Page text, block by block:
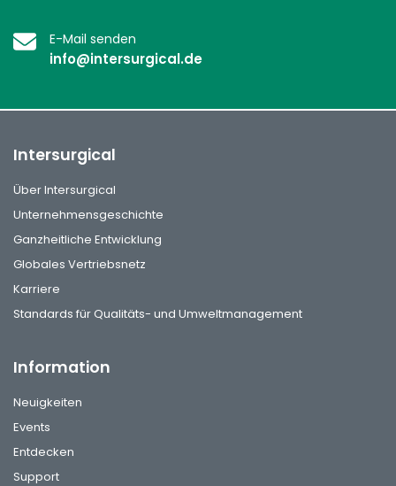
E-Mail senden
info@intersurgical.de
Intersurgical
Über Intersurgical
Unternehmensgeschichte
Ganzheitliche Entwicklung
Globales Vertriebsnetz
Karriere
Standards für Qualitäts- und Umweltmanagement
Information
Neuigkeiten
Events
Entdecken
Support